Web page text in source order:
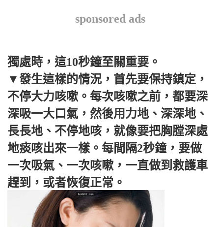
sponsored ads
獨處時，這10秒鐘至關重要。
▼發生這樣的情況，首先要保持鎮定，
不停大力咳嗽。每次咳嗽之前，都要深
深吸一大口氣，然後用力地、深深地、
長長地、不停地咳，就像要把胸膛深處
地痰咳出來一樣。每間隔2秒鐘，要做
一次吸氣、一次咳嗽，一直做到救護車
趕到，或者恢復正常。